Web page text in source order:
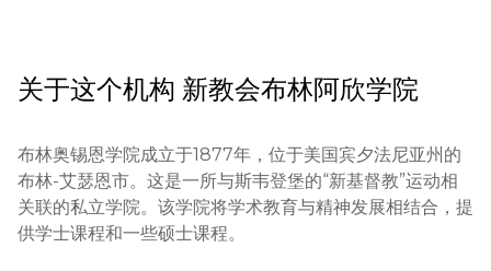
关于这个机构 新教会布林阿欣学院
布林奥锡恩学院成立于1877年，位于美国宾夕法尼亚州的
布林-艾瑟恩市。这是一所与斯韦登堡的“新基督教”运动相
关联的私立学院。该学院将学术教育与精神发展相结合，提
供学士课程和一些硕士课程。